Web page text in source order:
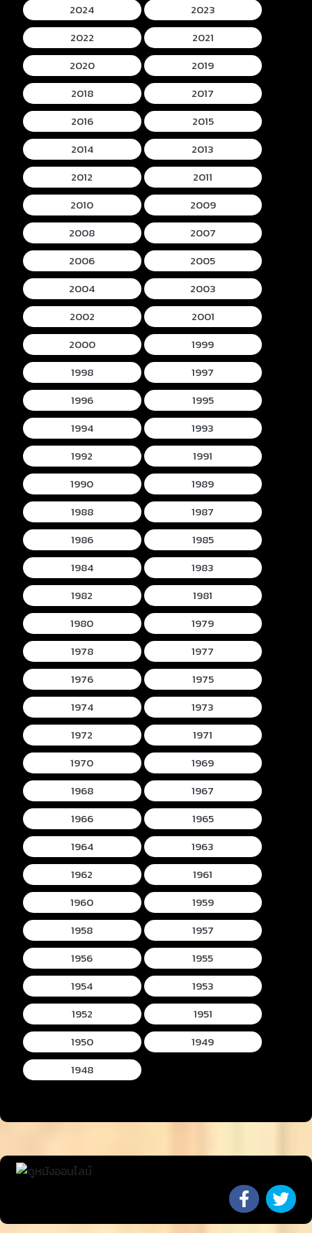
2024
2023
2022
2021
2020
2019
2018
2017
2016
2015
2014
2013
2012
2011
2010
2009
2008
2007
2006
2005
2004
2003
2002
2001
2000
1999
1998
1997
1996
1995
1994
1993
1992
1991
1990
1989
1988
1987
1986
1985
1984
1983
1982
1981
1980
1979
1978
1977
1976
1975
1974
1973
1972
1971
1970
1969
1968
1967
1966
1965
1964
1963
1962
1961
1960
1959
1958
1957
1956
1955
1954
1953
1952
1951
1950
1949
1948